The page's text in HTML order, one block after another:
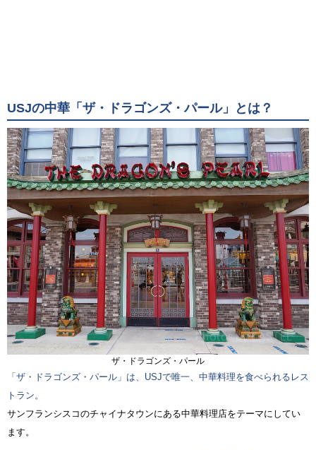
USJの中華「ザ・ドラゴンズ・パール」とは？
ザ・ドラゴンズ・パール
「ザ・ドラゴンズ・パール」は、USJで唯一、中華料理を食べられるレス
トラン。
サンフランシスコのチャイナタウンにある中華料理店をテーマにしてい
ます。